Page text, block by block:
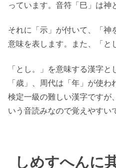
っています。音符「巳」は神
それに「示」が付いて、「神
意味を表します。また、「と
「とし。」を意味する漢字
「歳」、周代は「年」が使
検定一級の難しい漢字ですが
いう音読みなので覚えやすい
しめすへんに